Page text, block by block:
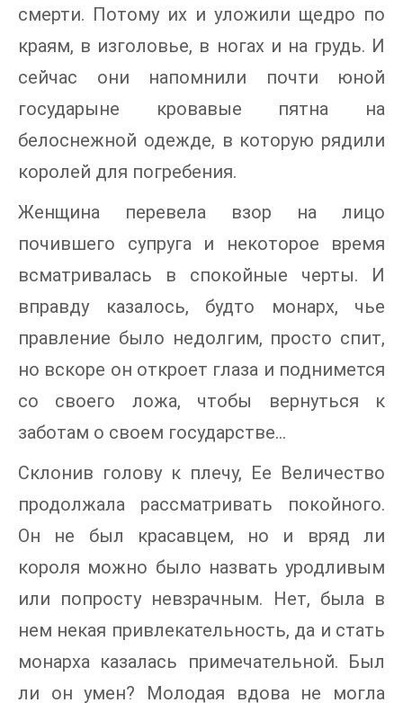
смерти. Потому их и уложили щедро по
краям, в изголовье, в ногах и на грудь. И
сейчас они напомнили почти юной
государыне кровавые пятна на
белоснежной одежде, в которую рядили
королей для погребения.
Женщина перевела взор на лицо
почившего супруга и некоторое время
всматривалась в спокойные черты. И
вправду казалось, будто монарх, чье
правление было недолгим, просто спит,
но вскоре он откроет глаза и поднимется
со своего ложа, чтобы вернуться к
заботам о своем государстве...
Склонив голову к плечу, Ее Величество
продолжала рассматривать покойного.
Он не был красавцем, но и вряд ли
короля можно было назвать уродливым
или попросту невзрачным. Нет, была в
нем некая привлекательность, да и стать
монарха казалась примечательной. Был
ли он умен? Молодая вдова не могла